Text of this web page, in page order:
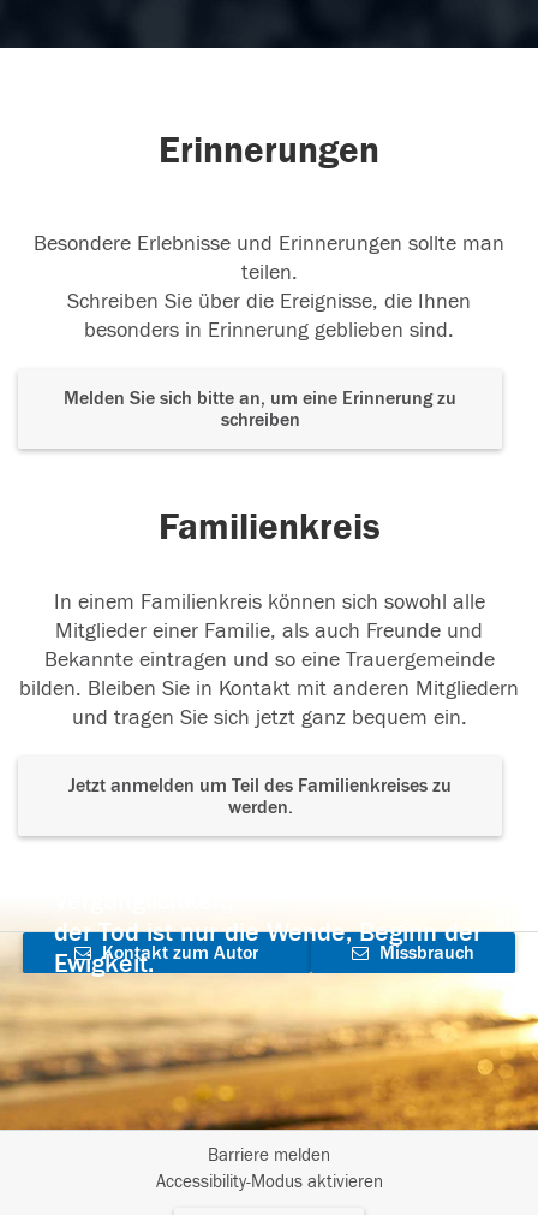
Erinnerungen
Besondere Erlebnisse und Erinnerungen sollte man
teilen.
Schreiben Sie über die Ereignisse, die Ihnen
besonders in Erinnerung geblieben sind.
Melden Sie sich bitte an, um eine Erinnerung zu
schreiben
Familienkreis
In einem Familienkreis können sich sowohl alle
Mitglieder einer Familie, als auch Freunde und
Bekannte eintragen und so eine Trauergemeinde
bilden. Bleiben Sie in Kontakt mit anderen Mitgliedern
und tragen Sie sich jetzt ganz bequem ein.
Jetzt anmelden um Teil des Familienkreises zu
werden.
der Tod ist nur die Wende, Beginn der
Ewigkeit.
Kontakt zum Autor
aufnehmen
Missbrauch
Barriere melden
Accessibility-Modus aktivieren